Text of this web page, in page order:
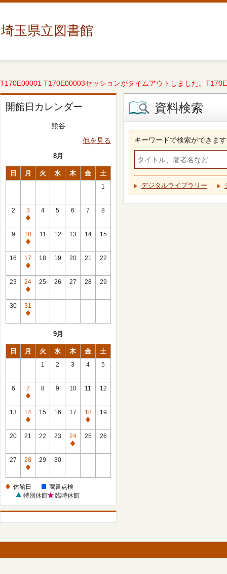
埼玉県立図書館
T170E00001 T170E00003セッションがタイムアウトしました。
開館日カレンダー
熊谷
他を見る
8月
日 月 火 水 木 金 土
1
2
3
休
館
日
4 5 6 7 8
9
10
休
館
日
11 12 13 14 15
16
17
休
館
日
18 19 20 21 22
23
24
休
館
日
25 26 27 28 29
30
31
休
9月
日 月 火 水 木 金 土
1 2 3 4 5
6
7
休
館
日
8 9 10 11 12
13
14
休
館
15 16 17
18
休
館
19
20 21 22 23
24
休
25 26
27
28
休
日
29 30
休館日
蔵書点検
特別休館
臨時休館
資料検索
キーワードで検索ができます
デジタルライブラリー